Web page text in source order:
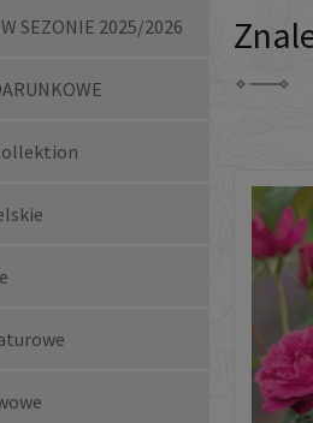
SEZONIE 2025/2026